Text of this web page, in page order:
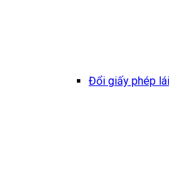
Đổi giấy phép